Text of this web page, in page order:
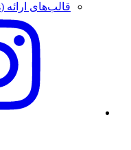
قالب‌های ارائه (Presentation Templates)